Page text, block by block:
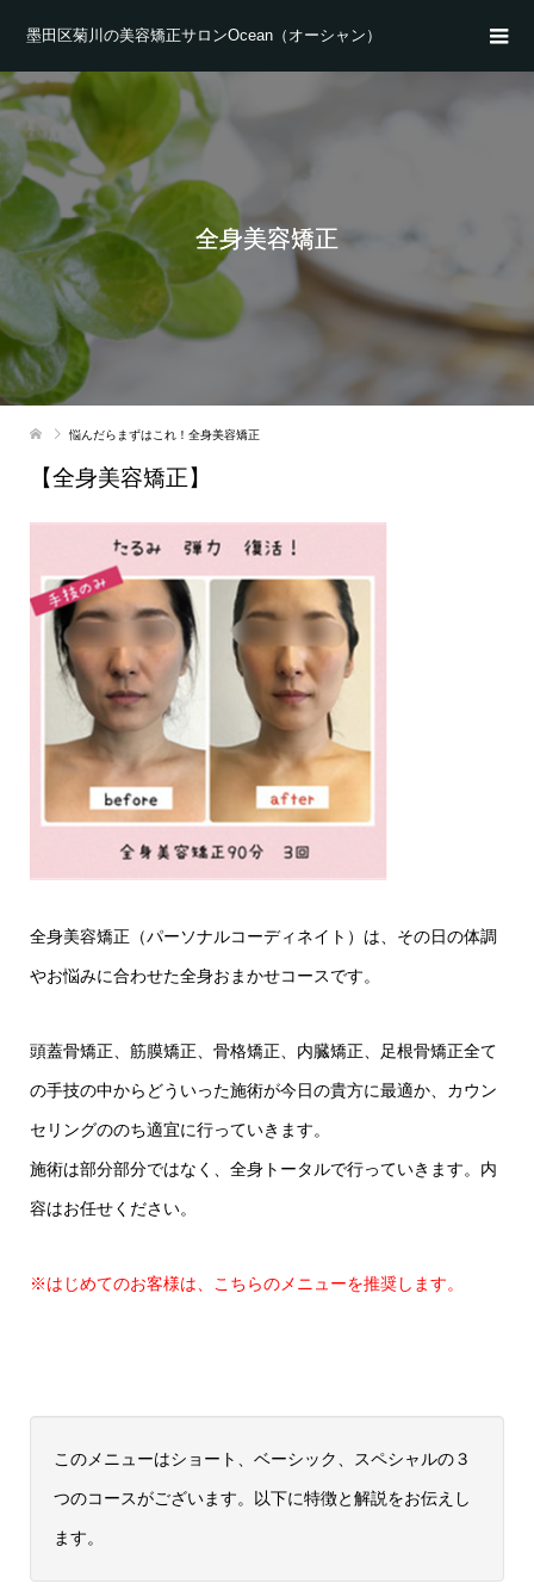
墨田区菊川の美容矯正サロンOcean（オーシャン）
全身美容矯正
悩んだらまずはこれ！全身美容矯正
【全身美容矯正】
全身美容矯正（パーソナルコーディネイト）は、その日の体調
やお悩みに合わせた全身おまかせコースです。
頭蓋骨矯正、筋膜矯正、骨格矯正、内臓矯正、足根骨矯正全て
の手技の中からどういった施術が今日の貴方に最適か、カウン
セリングののち適宜に行っていきます。
施術は部分部分ではなく、全身トータルで行っていきます。内
容はお任せください。
※はじめてのお客様は、こちらのメニューを推奨します。
このメニューはショート、ベーシック、スペシャルの３
つのコースがございます。以下に特徴と解説をお伝えし
ます。